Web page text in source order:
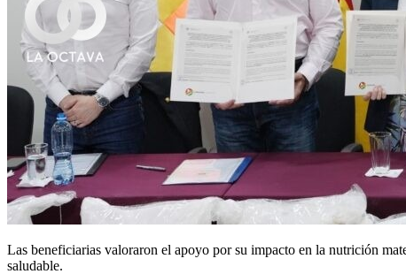
Las beneficiarias valoraron el apoyo por su impacto en la nutrición
saludable.